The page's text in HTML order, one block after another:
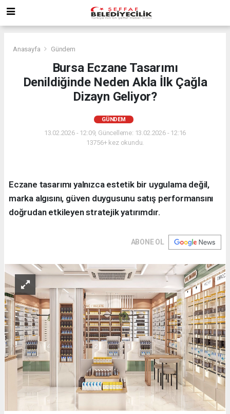
Anasayfa Gündem
Bursa Eczane Tasarımı
Denildiğinde Neden Akla İlk Çağla
Dizayn Geliyor?
GÜNDEM
13.02.2026 - 12:09, Güncelleme: 13.02.2026 - 12:16
13756+ kez okundu.
Eczane tasarımı yalnızca estetik bir uygulama değil,
marka algısını, güven duygusunu satış performansını
doğrudan etkileyen stratejik yatırımdır.
ABONE OL